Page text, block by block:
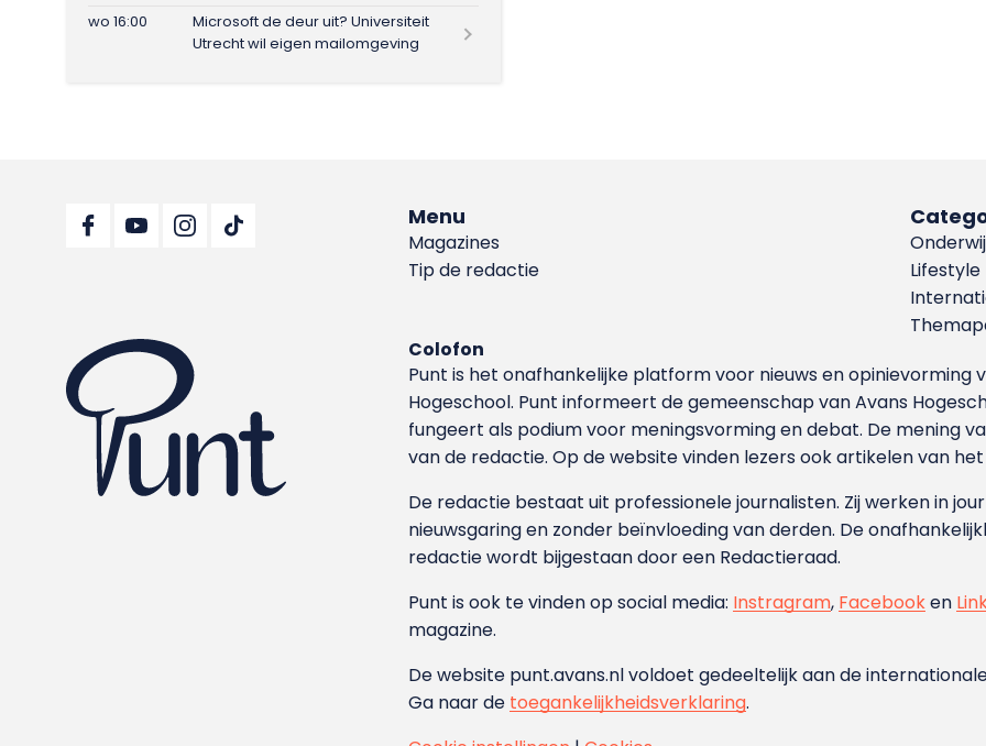
wo 16:00
Microsoft de deur uit? Universiteit
Utrecht wil eigen mailomgeving
Menu
Magazines
Tip de redactie
Lifestyle
Colofon
Punt is het onafhankelijke platform voor nieuws en
Hoge­school. Punt informeert de gemeenschap van Avans
fungeert als podium voor meningsvorming en debat. De mening
van de redactie. Op de website vinden lezers ook artikelen van
De redactie bestaat uit professionele journalisten. Zij werken in
nieuwsgaring en zonder beïnvloeding van derden. De
redactie wordt bijgestaan door een Redactieraad.
Punt is ook te vinden op social media: Instragram, Facebooken
magazine.
De website punt.avans.nl voldoet gedeeltelijk aan de
Ga naar de toegankelijkheidsverklaring.